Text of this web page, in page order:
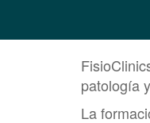
patología
La